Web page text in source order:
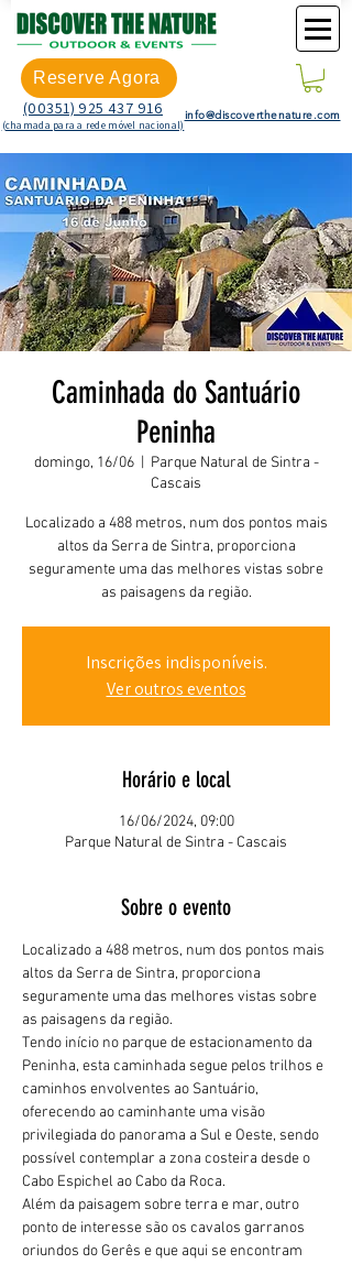
Reserve Agora
(00351) 925 437 916
(chamada para a rede móvel nacional)
info@discoverthenature.com
Caminhada do Santuário
Peninha
domingo, 16/06
  |
Parque Natural de Sintra -
Cascais
Localizado a 488 metros, num dos pontos mais
altos da Serra de Sintra, proporciona
seguramente uma das melhores vistas sobre
as paisagens da região.
Inscrições indisponíveis.
Ver outros eventos
Horário e local
16/06/2024, 09:00
Parque Natural de Sintra - Cascais
Sobre o evento
Localizado a 488 metros, num dos pontos mais
altos da Serra de Sintra, proporciona
seguramente uma das melhores vistas sobre
as paisagens da região.
Tendo início no parque de estacionamento da
Peninha, esta caminhada segue pelos trilhos e
caminhos envolventes ao Santuário,
oferecendo ao caminhante uma visão
privilegiada do panorama a Sul e Oeste, sendo
possível contemplar a zona costeira desde o
Cabo Espichel ao Cabo da Roca.
Além da paisagem sobre terra e mar, outro
ponto de interesse são os cavalos garranos
oriundos do Gerês e que aqui se encontram